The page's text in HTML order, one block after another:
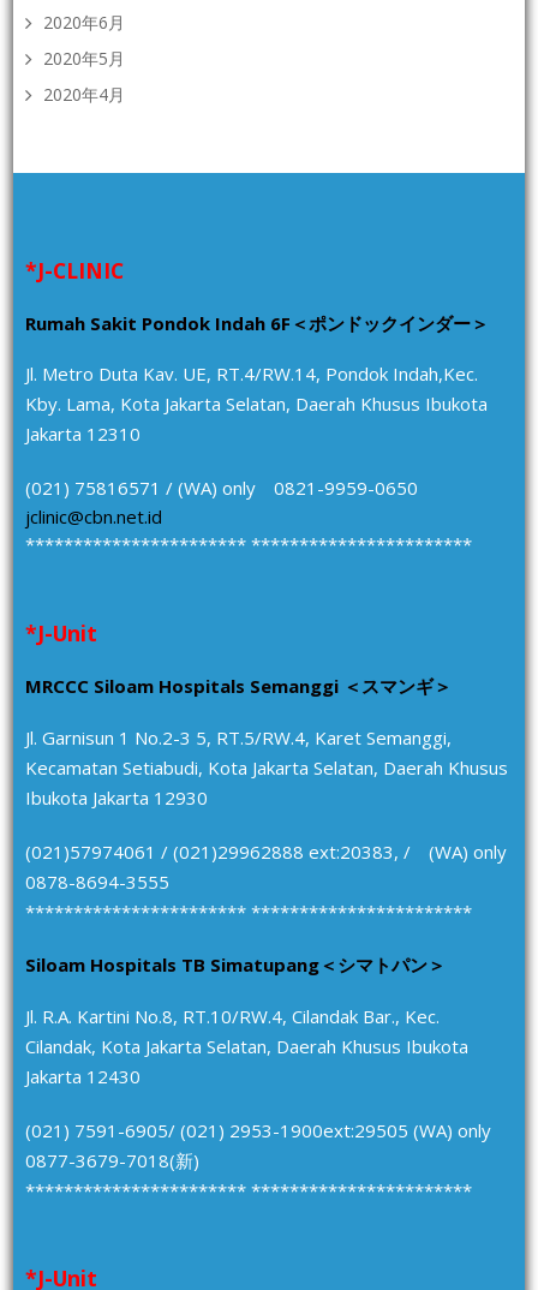
2020年6月
2020年5月
2020年4月
*J-CLINIC
Rumah Sakit Pondok Indah 6F＜ポンドックインダー＞
Jl. Metro Duta Kav. UE, RT.4/RW.14, Pondok Indah,Kec.
Kby. Lama, Kota Jakarta Selatan, Daerah Khusus Ibukota
Jakarta 12310
(021) 75816571 / (WA) only 0821-9959-0650
jclinic@cbn.net.id
*********************** ***********************
*J-Unit
MRCCC Siloam Hospitals Semanggi ＜スマンギ＞
Jl. Garnisun 1 No.2-3 5, RT.5/RW.4, Karet Semanggi,
Kecamatan Setiabudi, Kota Jakarta Selatan, Daerah Khusus
Ibukota Jakarta 12930
(021)57974061 / (021)29962888 ext:20383, / (WA) only
0878-8694-3555
*********************** ***********************
Siloam Hospitals TB Simatupang＜シマトパン＞
Jl. R.A. Kartini No.8, RT.10/RW.4, Cilandak Bar., Kec.
Cilandak, Kota Jakarta Selatan, Daerah Khusus Ibukota
Jakarta 12430
(021) 7591-6905/ (021) 2953-1900ext:29505 (WA) only
0877-3679-7018(新)
*********************** ***********************
*J-Unit